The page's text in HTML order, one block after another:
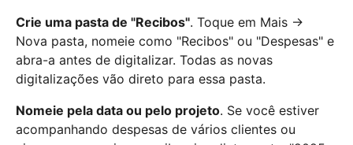
Crie uma pasta de "Recibos". Toque em Mais →
Nova pasta, nomeie como "Recibos" ou "Despesas" e
abra-a antes de digitalizar. Todas as novas
digitalizações vão direto para essa pasta.
Nomeie pela data ou pelo projeto. Se você estiver
acompanhando despesas de vários clientes ou